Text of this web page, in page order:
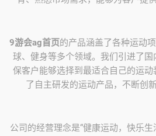
9游会ag首页的产品涵盖了各种运动
球、健身等多个领域。我们引进了
保客户能够选择到最适合自己的运
了自主研发的运动产品，不断创
公司的经营理念是“健康运动，快乐